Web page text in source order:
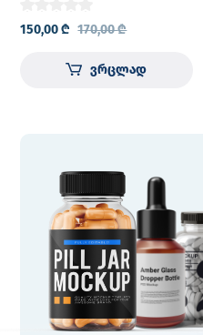
150,00₾ 170,00₾
ვრცლად